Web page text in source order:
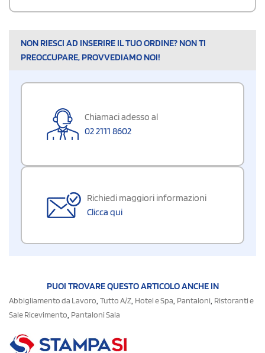
NON RIESCI AD INSERIRE IL TUO ORDINE? NON TI
PREOCCUPARE, PROVVEDIAMO NOI!
Chiamaci adesso al
02 2111 8602
Richiedi maggiori informazioni
Clicca qui
PUOI TROVARE QUESTO ARTICOLO ANCHE IN
Abbigliamento da Lavoro, Tutto A/Z, Hotel e Spa, Pantaloni, Ristoranti e
Sale Ricevimento, Pantaloni Sala